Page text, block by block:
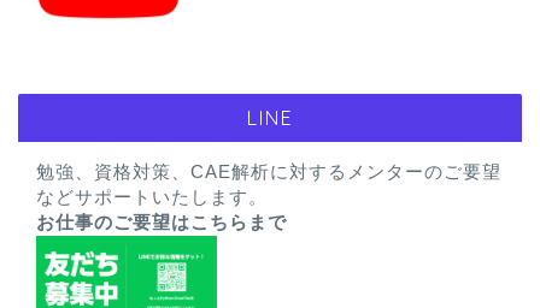
LINE
勉強、資格対策、CAE解析に対するメンターのご要望
などサポートいたします。
お仕事のご要望はこちらまで